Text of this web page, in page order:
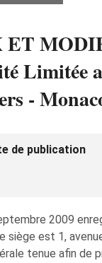
ET
Limitée
-
de publication
2009
siège est 1,
tenue afin